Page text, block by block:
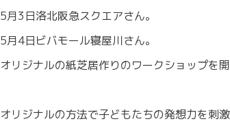
5月3日洛北阪急スクエアさん。
5月4日ビバモール寝屋川さん。
オリジナルの紙芝居作りのワークショップを開
オリジナルの方法で子どもたちの発想力を刺激